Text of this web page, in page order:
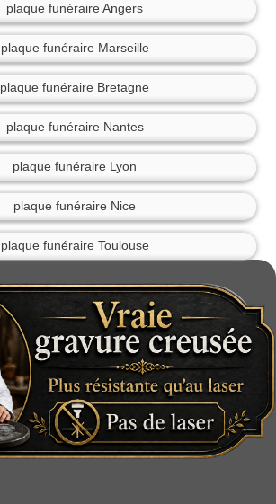
plaque funéraire Angers
plaque funéraire Marseille
plaque funéraire Bretagne
plaque funéraire Nantes
plaque funéraire Lyon
plaque funéraire Nice
plaque funéraire Toulouse